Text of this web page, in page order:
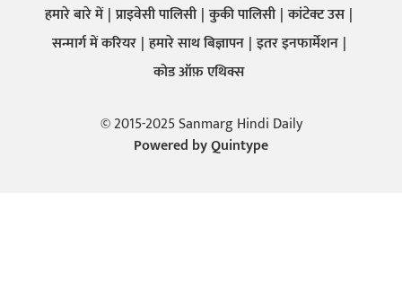
हमारे बारे में प्राइवेसी पालिसी कुकी पालिसी कांटेक्ट उस
सन्मार्ग में करियर हमारे साथ बिज्ञापन इतर इनफार्मेशन
कोड ऑफ़ एथिक्स
© 2015-2025 Sanmarg Hindi Daily
Powered byQuintype